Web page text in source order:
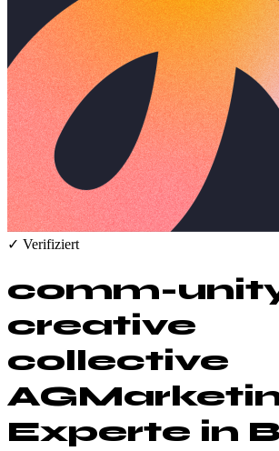
✓ Verifiziert
comm-
creative
collective
AG
Experte in